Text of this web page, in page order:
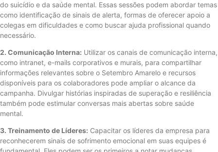
do suicídio e da saúde mental. Essas sessões podem abordar temas
como identificação de sinais de alerta, formas de oferecer apoio a
colegas em dificuldades e como buscar ajuda profissional quando
necessário.
2. Comunicação Interna: Utilizar os canais de comunicação interna,
como intranet, e-mails corporativos e murais, para compartilhar
informações relevantes sobre o Setembro Amarelo e recursos
disponíveis para os colaboradores pode ampliar o alcance da
campanha. Divulgar histórias inspiradas de superação e resiliência
também pode estimular conversas mais abertas sobre saúde
mental.
3. Treinamento de Líderes: Capacitar os líderes da empresa para
reconhecerem sinais de sofrimento emocional em suas equipes é